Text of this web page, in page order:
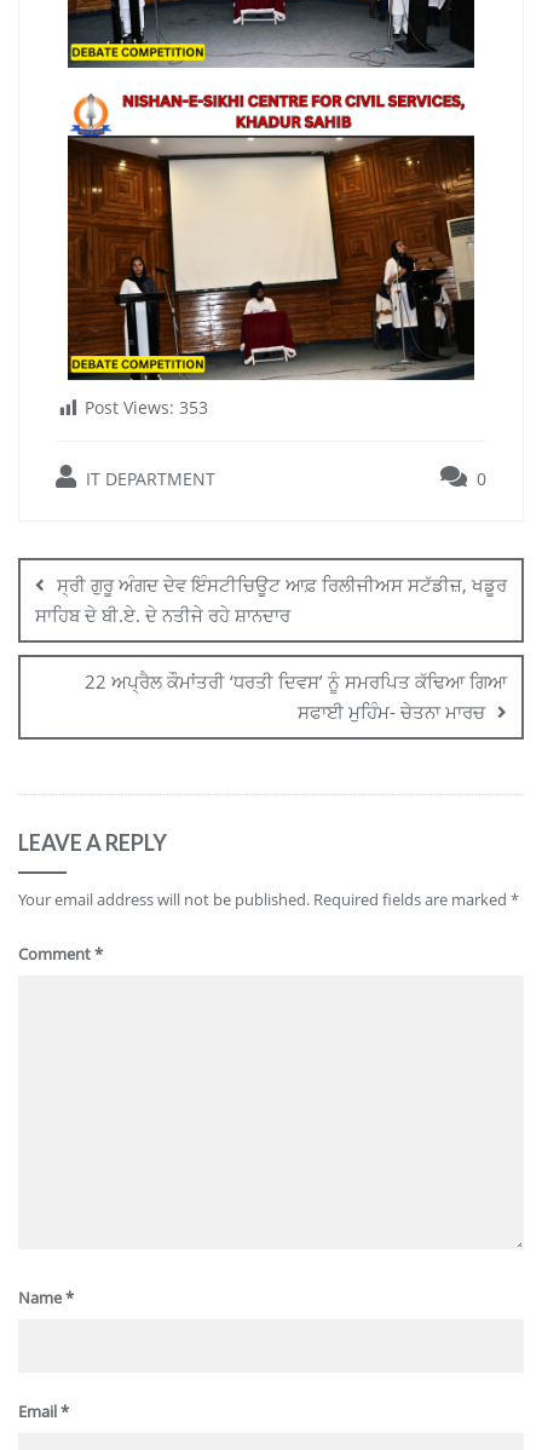
Post Views: 353
IT DEPARTMENT 0
ਸ੍ਰੀ ਗੁਰੂ ਅੰਗਦ ਦੇਵ ਇੰਸਟੀਚਿਊਟ ਆਫ਼ ਰਿਲੀਜੀਅਸ ਸਟੱਡੀਜ਼, ਖਡੂਰ
ਸਾਹਿਬ ਦੇ ਬੀ.ਏ. ਦੇ ਨਤੀਜੇ ਰਹੇ ਸ਼ਾਨਦਾਰ
22 ਅਪ੍ਰੈਲ ਕੌਮਾਂਤਰੀ ‘ਧਰਤੀ ਦਿਵਸ’ ਨੂੰ ਸਮਰਪਿਤ ਕੱਢਿਆ ਗਿਆ
ਸਫਾਈ ਮੁਹਿੰਮ- ਚੇਤਨਾ ਮਾਰਚ
LEAVE A REPLY
Your email address will not be published. Required fields are marked *
Comment*
Name*
Email*